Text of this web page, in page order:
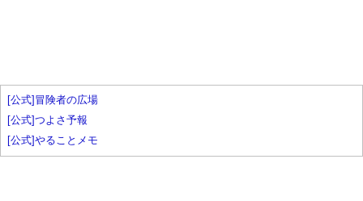
[公式]冒険者の広場
[公式]つよさ予報
[公式]やることメモ